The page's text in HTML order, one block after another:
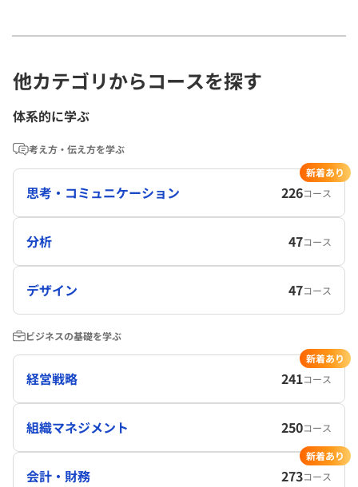
他カテゴリからコースを探す
体系的に学ぶ
考え方・伝え方を学ぶ
思考・コミュニケーション 226コース
新着あり
分析 47コース
デザイン 47コース
ビジネスの基礎を学ぶ
経営戦略 241コース
新着あり
組織マネジメント 250コース
会計・財務 273コース
新着あり